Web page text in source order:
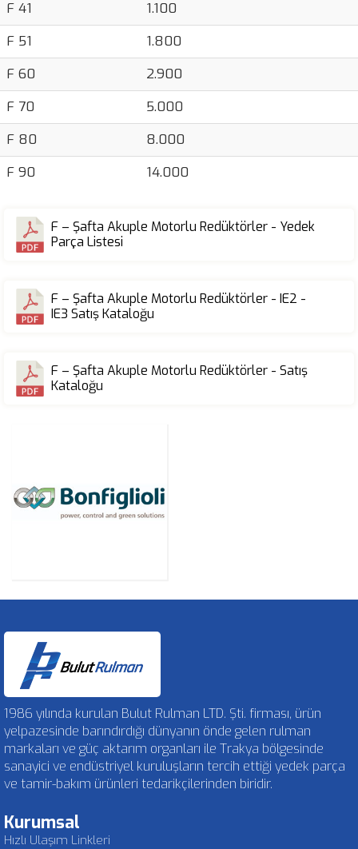
F 41
1.100
F 51
1.800
F 60
2.900
F 70
5.000
F 80
8.000
F 90
14.000
F – Şafta Akuple Motorlu Redüktörler - Yedek
Parça Listesi
F – Şafta Akuple Motorlu Redüktörler - IE2 -
IE3 Satış Kataloğu
F – Şafta Akuple Motorlu Redüktörler - Satış
Kataloğu
1986 yılında kurulan Bulut Rulman LTD. Şti. firması, ürün
yelpazesinde barındırdığı dünyanın önde gelen rulman
markaları ve güç aktarım organları ile Trakya bölgesinde
sanayici ve endüstriyel kuruluşların tercih ettiği yedek parça
ve tamir-bakım ürünleri tedarikçilerinden biridir.
Kurumsal
Hızlı Ulaşım Linkleri